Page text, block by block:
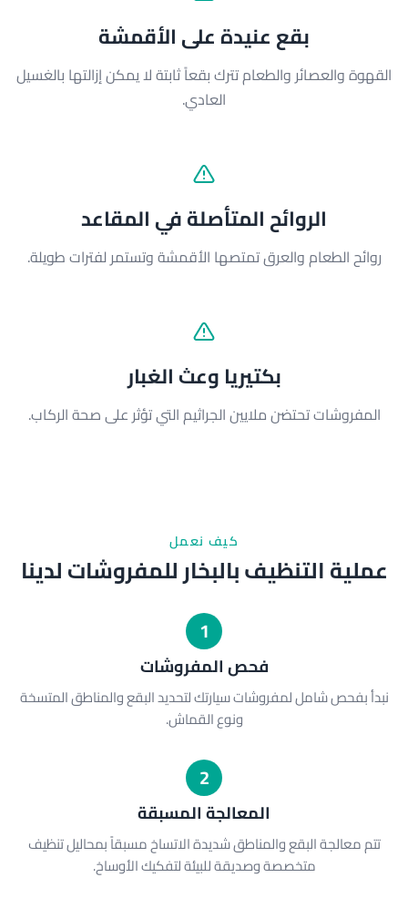
بقع عنيدة على الأقمشة
القهوة والعصائر والطعام تترك بقعاً ثابتة لا يمكن إزالتها بالغسيل
العادي.
الروائح المتأصلة في المقاعد
روائح الطعام والعرق تمتصها الأقمشة وتستمر لفترات طويلة.
بكتيريا وعث الغبار
المفروشات تحتضن ملايين الجراثيم التي تؤثر على صحة الركاب.
كيف نعمل
عملية التنظيف بالبخار للمفروشات لدينا
1
فحص المفروشات
نبدأ بفحص شامل لمفروشات سيارتك لتحديد البقع والمناطق المتسخة
ونوع القماش.
2
المعالجة المسبقة
تتم معالجة البقع والمناطق شديدة الاتساخ مسبقاً بمحاليل تنظيف
متخصصة وصديقة للبيئة لتفكيك الأوساخ.